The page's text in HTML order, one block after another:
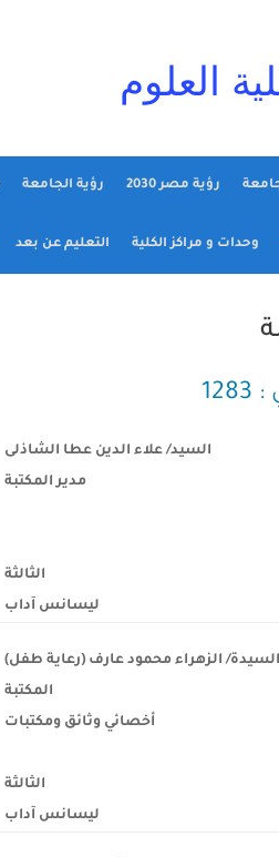
العلوم
رؤية مصر 2030 رؤية الجامعة
وحدات و مراكز الكلية التعليم عن بعد
السيد/ علاء الدين عطا الشاذلى
مدير المكتبة
الثالثة
ليسانس آداب
السيدة/ الزهراء محمود عارف (رعاية طفل)
المكتبة
أخصائي وثائق ومكتبات
الثالثة
ليسانس آداب